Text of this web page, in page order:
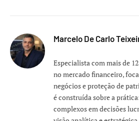
Marcelo De Carlo
Especialista com mais de
no mercado financeiro,
negócios e proteção de
é construída sobre a
complexos em decisões